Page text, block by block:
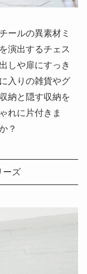
ールの異素材ミ
演出するチェス
しや扉にすっき
入りの雑貨やグ
納と隠す収納を
れに片付きま
？
ーズ